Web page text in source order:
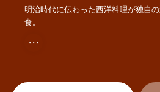
明治時代に伝わった西洋料理が独自
食。
・・・